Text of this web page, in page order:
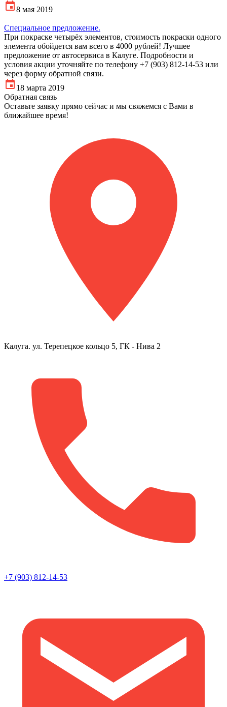
8 мая 2019
Специальное предложение.
При покраске четырёх элементов, стоимость покраски одного
элемента обойдется вам всего в 4000 рублей! Лучшее
предложение от автосервиса в Калуге. Подробности и
условия акции уточняйте по телефону +7 (903) 812-14-53 или
через форму обратной связи.
18 марта 2019
Обратная связь
Оставьте заявку прямо сейчас и мы свяжемся с Вами в
ближайшее время!
Калуга. ул. Терепецкое кольцо 5, ГК - Нива 2
+7 (903) 812-14-53